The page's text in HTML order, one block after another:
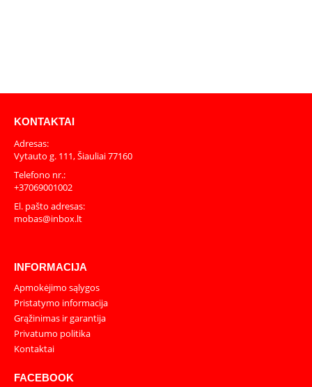
KONTAKTAI
Adresas:
Vytauto g. 111, Šiauliai 77160
Telefono nr.:
+37069001002
El. pašto adresas:
mobas@inbox.lt
INFORMACIJA
Apmokėjimo sąlygos
Pristatymo informacija
Grąžinimas ir garantija
Privatumo politika
Kontaktai
FACEBOOK